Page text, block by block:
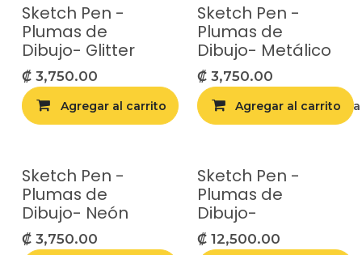
Sketch Pen -
Plumas de
Dibujo- Glitter
₡ 3,750.00
Agregar al carrito Agregar a la
Sketch Pen -
Plumas de
Dibujo- Metálico
₡ 3,750.00
Agregar al carrito
Sketch Pen -
Plumas de
Dibujo- Neón
₡ 3,750.00
Sketch Pen -
Plumas de
Dibujo-
₡ 12,500.00